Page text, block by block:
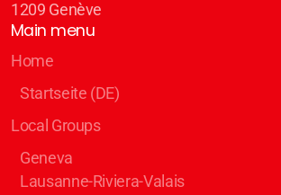
1209 Genève
Main menu
Home
Startseite (DE)
Local Groups
Geneva
Lausanne-Riviera-Valais